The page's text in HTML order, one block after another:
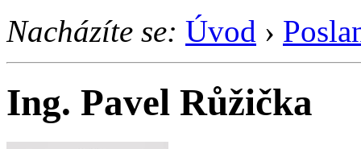
Nacházíte se: Úvod ›
Ing. Pavel Růžička